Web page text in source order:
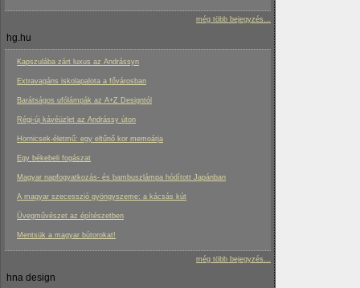
még több bejegyzés...
hg.hu
Kapszulába zárt luxus az Andrássyn
Extravagáns iskolapalota a fővárosban
Barátságos ufólámpák az A+Z Designtól
Régi-új kávéüzlet az Andrássy úton
Hornicsek-életmű: egy eltűnő kor memoárja
Egy békebeli fogászat
Magyar napfogyatkozás- és bambuszlámpa hódított Japánban
A magyar szecesszió gyöngyszeme: a kácsás kút
Üvegművészet az építészetben
Mentsük a magyar bútorokat!
még több bejegyzés...
hna design